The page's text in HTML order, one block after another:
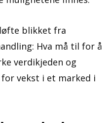
blikket fra
Hva må til for å
verdikjeden og
vekst i et marked i